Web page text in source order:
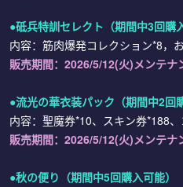
●砥兵特訓セレクト （期間中3回購
内容：筋肉爆発コレクション*8，
販売期間： 2026/5/12(火)メンテナ
●流光の華衣装パック （期間中2回
内容：聖魔券*10、スキン券*188
販売期間： 2026/5/12(火)メンテナ
●秋の便り （期間中5回購入可能）